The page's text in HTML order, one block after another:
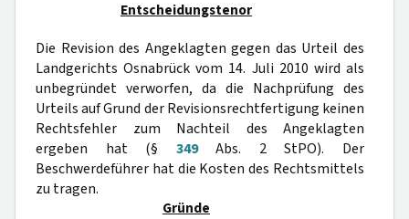
Entscheidungstenor
Die Revision des Angeklagten gegen das Urteil des
Landgerichts Osnabrück vom 14. Juli 2010 wird als
unbegründet verworfen, da die Nachprüfung des
Urteils auf Grund der Revisionsrechtfertigung keinen
Rechtsfehler zum Nachteil des Angeklagten
ergeben hat (§ 349Abs. 2 StPO). Der
Beschwerdeführer hat die Kosten des Rechtsmittels
zu tragen.
Gründe